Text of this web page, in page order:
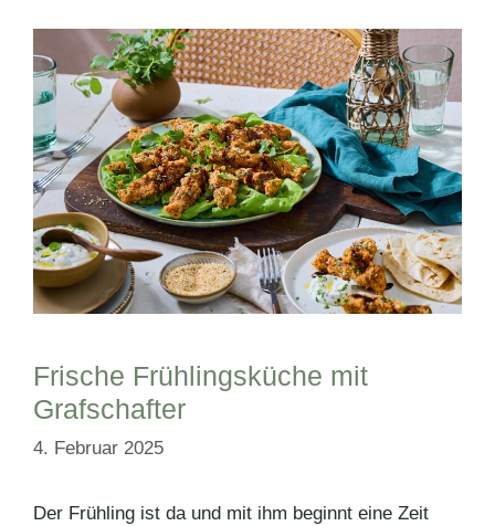
Frische Frühlingsküche mit
Grafschafter
4. Februar 2025
Der Frühling ist da und mit ihm beginnt eine Zeit